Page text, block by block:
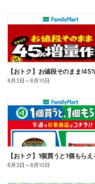
8月3日 ～8月10日
8月3日 ～8月10日